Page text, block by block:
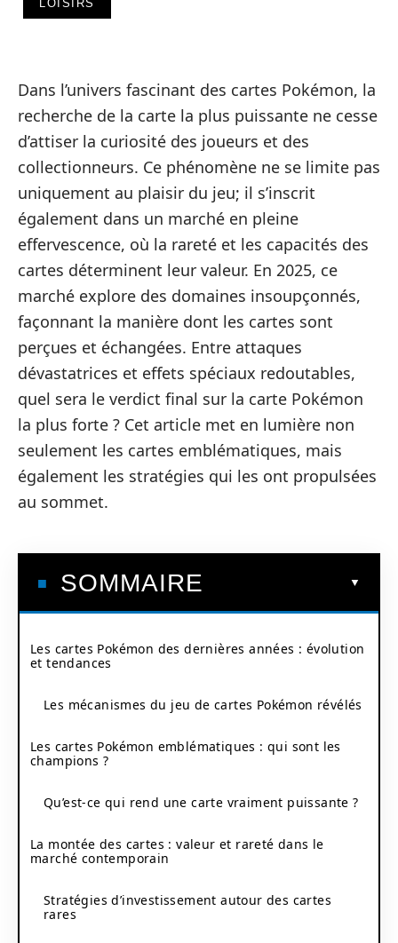
LOISIRS
Dans l’univers fascinant des cartes Pokémon, la
recherche de la carte la plus puissante ne cesse
d’attiser la curiosité des joueurs et des
collectionneurs. Ce phénomène ne se limite pas
uniquement au plaisir du jeu; il s’inscrit
également dans un marché en pleine
effervescence, où la rareté et les capacités des
cartes déterminent leur valeur. En 2025, ce
marché explore des domaines insoupçonnés,
façonnant la manière dont les cartes sont
perçues et échangées. Entre attaques
dévastatrices et effets spéciaux redoutables,
quel sera le verdict final sur la carte Pokémon
la plus forte ? Cet article met en lumière non
seulement les cartes emblématiques, mais
également les stratégies qui les ont propulsées
au sommet.
SOMMAIRE
Les cartes Pokémon des dernières années : évolution
et tendances
Les mécanismes du jeu de cartes Pokémon révélés
Les cartes Pokémon emblématiques : qui sont les
champions ?
Qu’est-ce qui rend une carte vraiment puissante ?
La montée des cartes : valeur et rareté dans le
marché contemporain
Stratégies d’investissement autour des cartes
rares